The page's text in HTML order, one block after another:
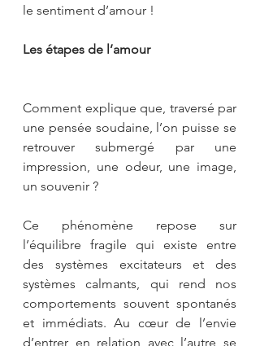
le sentiment d’amour !
Les étapes de l’amour
Comment explique que, traversé par
une pensée soudaine, l’on puisse se
retrouver submergé par une
impression, une odeur, une image,
un souvenir ?
Ce phénomène repose sur
l’équilibre fragile qui existe entre
des systèmes excitateurs et des
systèmes calmants, qui rend nos
comportements souvent spontanés
et immédiats. Au cœur de l’envie
d’entrer en relation avec l’autre se